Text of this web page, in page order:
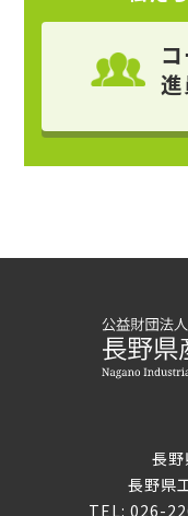
長
長野県
TEL: 026-